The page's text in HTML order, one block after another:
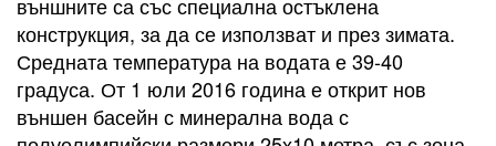
външните са със специална остъклена
конструкция, за да се използват и през зимата.
Средната температура на водата е 39-40
градуса. От 1 юли 2016 година е открит нов
външен басейн с минерална вода с